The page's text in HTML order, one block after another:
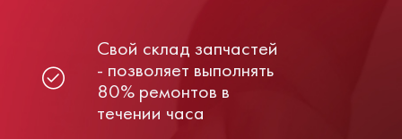
Свой склад запчастей
- позволяет выполнять
80% ремонтов в
течении часа